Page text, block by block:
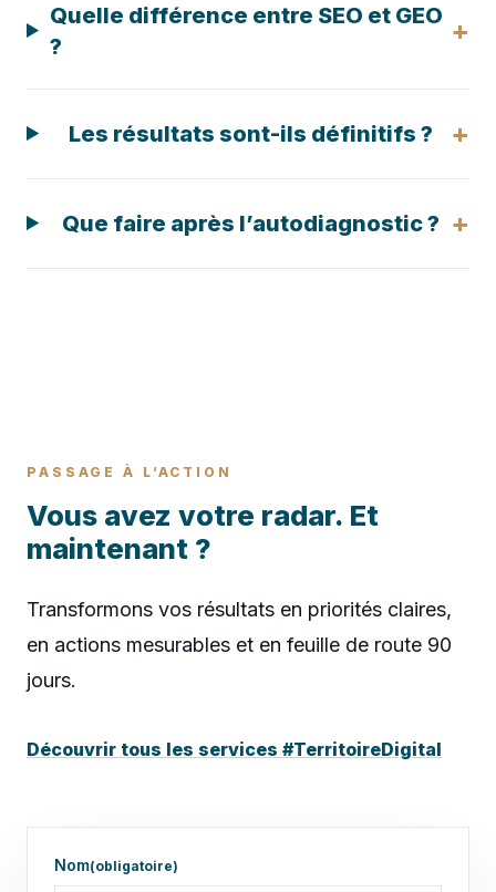
Quelle différence entre SEO et GEO
?
+
Les résultats sont-ils définitifs ? +
Que faire après l’autodiagnostic ? +
PASSAGE À L’ACTION
Vous avez votre radar. Et
maintenant ?
Transformons vos résultats en priorités claires,
en actions mesurables et en feuille de route 90
jours.
Découvrir tous les services #TerritoireDigital
Nom(obligatoire)